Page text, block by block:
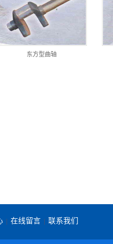
东方型曲轴
在线留言 联系我们